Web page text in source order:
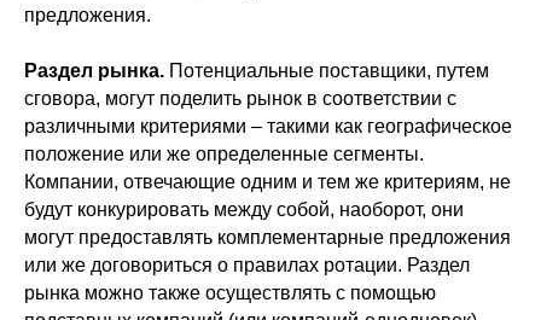
предложения.
Раздел рынка. Потенциальные поставщики, путем
сговора, могут поделить рынок в соответствии с
различными критериями – такими как географическое
положение или же определенные сегменты.
Компании, отвечающие одним и тем же критериям, не
будут конкурировать между собой, наоборот, они
могут предоставлять комплементарные предложения
или же договориться о правилах ротации. Раздел
рынка можно также осуществлять с помощью